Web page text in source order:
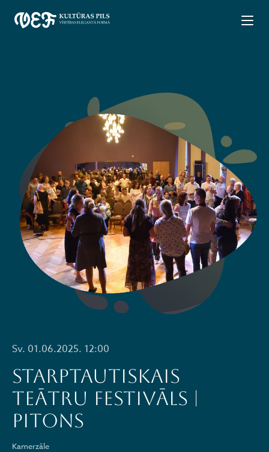
Sv. 01.06.2025. 12:00
STARPTAUTISKAIS
TEĀTRU FESTIVĀLS |
PITONS
Kamerzāle